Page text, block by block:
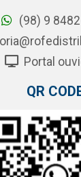
(98) 9
Portal
QR